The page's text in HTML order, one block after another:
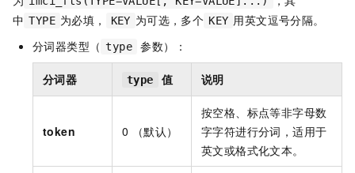
中 TYPE 为必填， KEY 为可选，多个 KEY 用英文逗号分隔。
分词器类型（ type 参数）：
分词器 type 值 说明
token 0 （默认）
按空格、标点等非字母数
字字符进行分词，适用于
英文或格式化文本。